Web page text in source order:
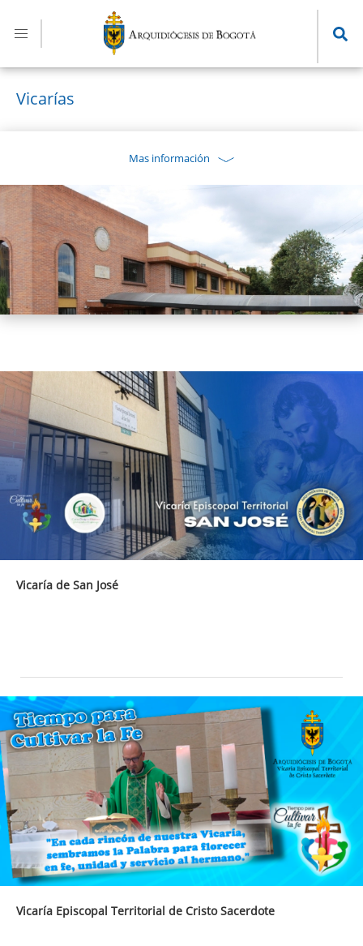
contenido
principal
Vicarías
Mas información
Vicaría de San José
Vicaría Episcopal Territorial de Cristo Sacerdote